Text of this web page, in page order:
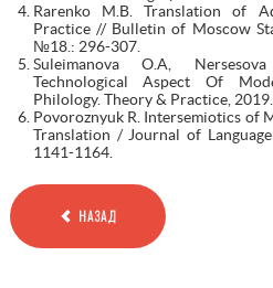
Rarenko M.B. Translation of
Practice // Bulletin of Moscow
№18.: 296-307.
Suleimanova O.A,
Technological Aspect Of
Philology. Theory & Practice,
Povoroznyuk R. Intersemiotics of
Translation / Journal of
1141-1164.
НАЗАД